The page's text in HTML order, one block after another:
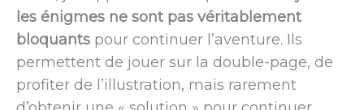
les énigmes ne sont pas véritablement
bloquants pour continuer l’aventure. Ils
permettent de jouer sur la double-page, de
profiter de l’illustration, mais rarement